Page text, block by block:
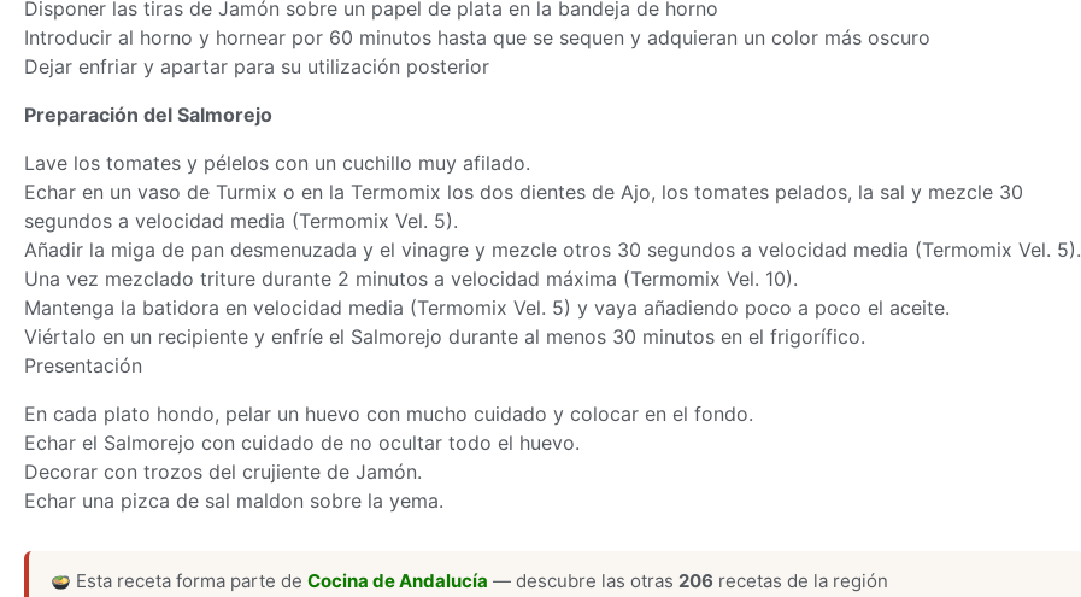
Disponer las tiras de Jamón sobre un papel de plata en la bandeja de horno
Introducir al horno y hornear por 60 minutos hasta que se sequen y adquieran un color más oscuro
Dejar enfriar y apartar para su utilización posterior
Preparación del Salmorejo
Lave los tomates y pélelos con un cuchillo muy afilado.
Echar en un vaso de Turmix o en la Termomix los dos dientes de Ajo, los tomates pelados, la sal y mezcle 30
segundos a velocidad media (Termomix Vel. 5).
Añadir la miga de pan desmenuzada y el vinagre y mezcle otros 30 segundos a velocidad media (Termomix Vel. 5).
Una vez mezclado triture durante 2 minutos a velocidad máxima (Termomix Vel. 10).
Mantenga la batidora en velocidad media (Termomix Vel. 5) y vaya añadiendo poco a poco el aceite.
Viértalo en un recipiente y enfríe el Salmorejo durante al menos 30 minutos en el frigorífico.
Presentación
En cada plato hondo, pelar un huevo con mucho cuidado y colocar en el fondo.
Echar el Salmorejo con cuidado de no ocultar todo el huevo.
Decorar con trozos del crujiente de Jamón.
Echar una pizca de sal maldon sobre la yema.
Esta receta forma parte deCocina de Andalucía — descubre las otras 206 recetas de la región